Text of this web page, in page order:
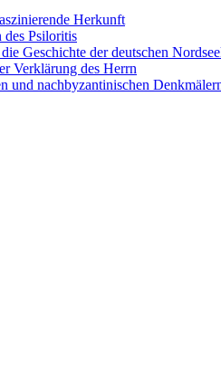
Herkunft
Psiloritis
Geschichte der deutschen
Verklärung des Herrn
und nachbyzantinischen